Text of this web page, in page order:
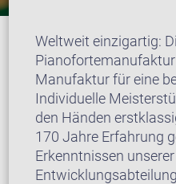
Weltweit einzigartig:
Manufaktur für eine
Individuelle
den Händen
170 Jahre Erfahrung
Erkenntnissen